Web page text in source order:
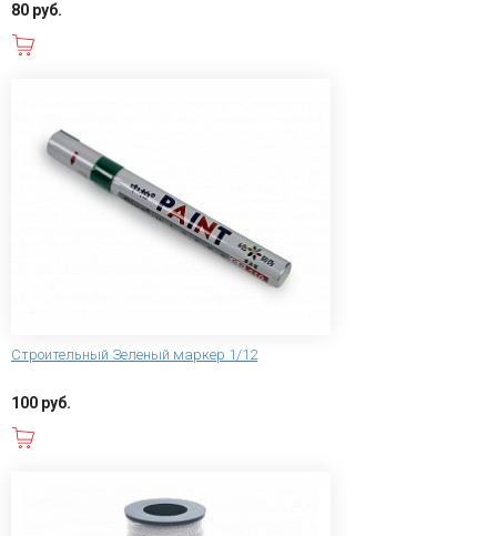
80 руб.
Строительный Зеленый маркер 1/12
100 руб.